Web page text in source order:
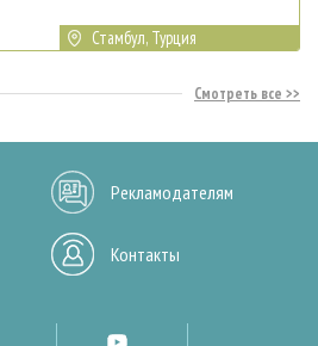
Стамбул, Турция
Смотреть все
Рекламодателям
Контакты